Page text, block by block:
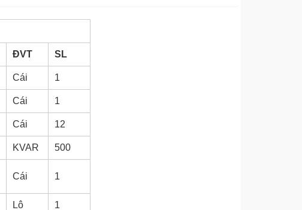
ĐVT SL
Cái 1
Cái 1
Cái 12
KVAR 500
Cái 1
Lô 1